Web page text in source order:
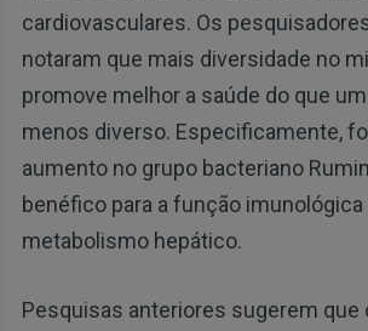
cardiovasculares. Os
notaram que mais diversidade no
promove melhor a saúde do que
menos diverso. Especificamente,
aumento no grupo bacteriano
benéfico para a função imunológica
metabolismo hepático.
Pesquisas anteriores sugerem que